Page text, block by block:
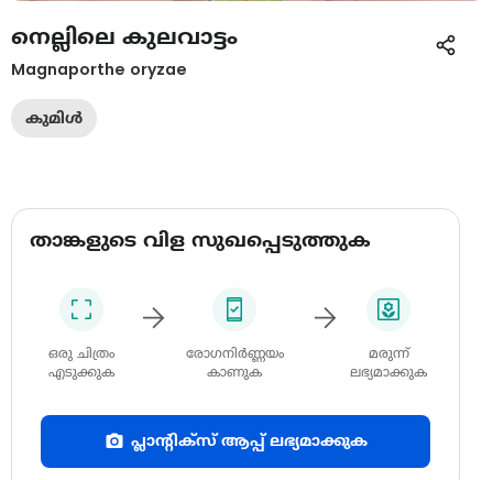
നെല്ലിലെ കുലവാട്ടം
Magnaporthe oryzae
കുമിൾ
താങ്കളുടെ വിള സുഖപ്പെടുത്തുക
ഒരു ചിത്രം
എടുക്കുക
രോഗനിർണ്ണയം
കാണുക
മരുന്ന്
ലഭ്യമാക്കുക
പ്ലാന്റിക്സ് ആപ്പ് ലഭ്യമാക്കുക